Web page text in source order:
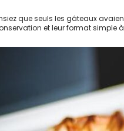
que seuls les gâteaux
et leur format simple